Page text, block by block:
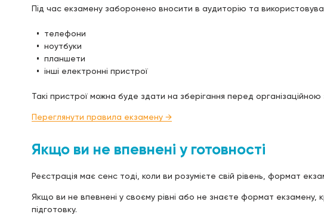
Під час екзамену заборонено вносити в аудиторію та
телефони
ноутбуки
планшети
інші електронні пристрої
Такі пристрої можна буде здати на зберігання перед організаційною
Переглянути правила екзамену →
Якщо ви не впевнені у готовності
Реєстрація має сенс тоді, коли ви розумієте свій рівень, формат
Якщо ви не впевнені у своєму рівні або не знаєте формат
підготовку.